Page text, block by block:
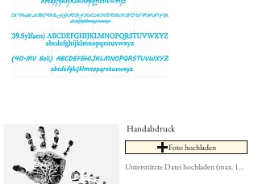
Handabdruck
Foto hochladen
Unterstützte Datei hochladen (max. 15MB)